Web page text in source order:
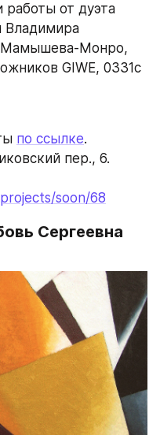
работы от дуэта
Владимира
Мамышева-Монро,
GIWE, 0331с
по ссылке.
пер., 6.
soon/68
Сергеевна